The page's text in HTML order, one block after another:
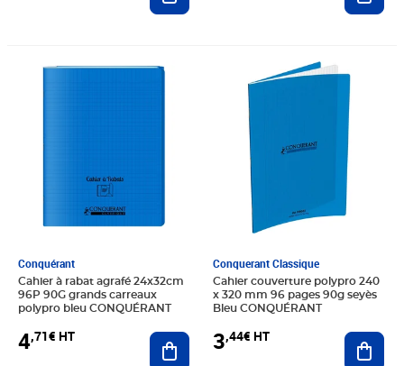
Conquérant
Cahier à rabat agrafé 24x32cm
96P 90G grands carreaux
polypro bleu CONQUÉRANT
4,71€ HT
Prix 4,71€ HT
Ajouter au panier
Conquerant Classique
Cahier couverture polypro 240
x 320 mm 96 pages 90g seyès
Bleu CONQUÉRANT
3,44€ HT
Prix 3,44€ HT